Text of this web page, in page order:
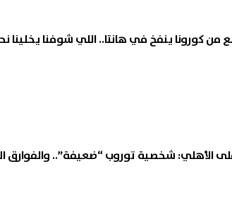
من كورونا ينفخ في هانتا.. اللي شوفنا يخلينا
على الأهلي: شخصية توروب “ضعيفة”.. والفوارق